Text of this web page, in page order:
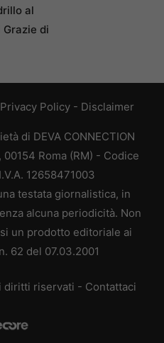
al
di
Privacy Policy - Disclaimer
di DEVA CONNECTION
Roma (RM) - Codice
12658471003
testata giornalistica, in
alcuna periodicità. Non
un prodotto editoriale ai
62 del 07.03.2001
diritti riservati - Contattaci